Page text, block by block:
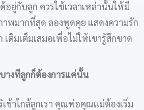
อยู่กับลูก ควรใช้เวลาเหล่านั้นให้มี
พมากที่สุด ลองพูดคุย แสดงความรัก
ติมเต็มเสมอเพื่อไม่ให้เขารู้สึกขาด
างทีลูกก็ต้องการแค่นั้น
ข้าใกล้ลูกเรา คุณพ่อคุณแม่ต้องเริ่ม